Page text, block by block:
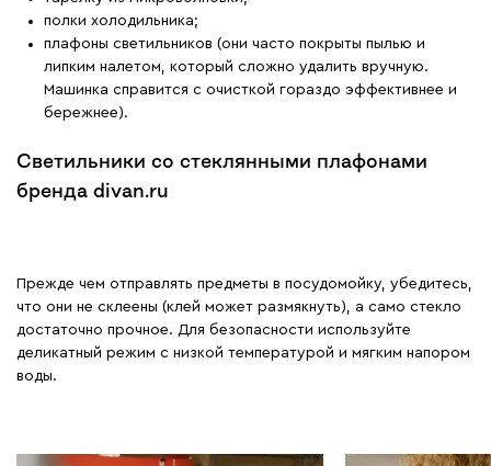
полки холодильника;
плафоны светильников (они часто покрыты пылью и
липким налетом, который сложно удалить вручную.
Машинка справится с очисткой гораздо эффективнее и
бережнее).
Светильники со стеклянными плафонами
бренда divan.ru
Прежде чем отправлять предметы в посудомойку, убедитесь,
что они не склеены (клей может размякнуть), а само стекло
достаточно прочное. Для безопасности используйте
деликатный режим с низкой температурой и мягким напором
воды.